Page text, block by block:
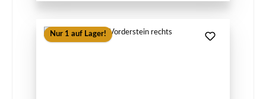
Nur 1 auf Lager!